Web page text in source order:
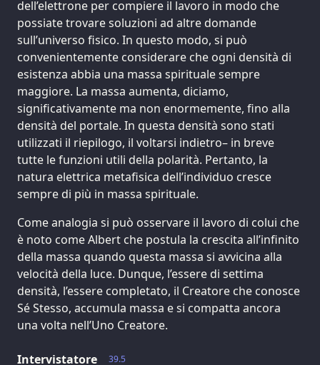
dell’elettrone per compiere il lavoro in modo che
possiate trovare soluzioni ad altre domande
sull’universo fisico. In questo modo, si può
convenientemente considerare che ogni densità di
esistenza abbia una massa spirituale sempre
maggiore. La massa aumenta, diciamo,
significativamente ma non enormemente, fino alla
densità del portale. In questa densità sono stati
utilizzati il riepilogo, il voltarsi indietro– in breve
tutte le funzioni utili della polarità. Pertanto, la
natura elettrica metafisica dell’individuo cresce
sempre di più in massa spirituale.
Come analogia si può osservare il lavoro di colui che
è noto come Albert che postula la crescita all’infinito
della massa quando questa massa si avvicina alla
velocità della luce. Dunque, l’essere di settima
densità, l’essere completato, il Creatore che conosce
Sé Stesso, accumula massa e si compatta ancora
una volta nell’Uno Creatore.
39.5
Intervistatore